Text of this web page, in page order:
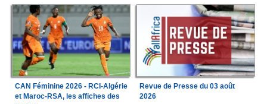
CAN Féminine 2026 - RCI-Algérie
et Maroc-RSA, les affiches des
Revue de Presse du 03 août
2026